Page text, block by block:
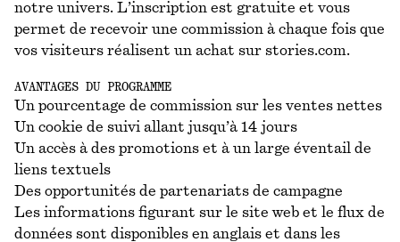
notre univers. L’inscription est gratuite et vous
permet de recevoir une commission à chaque fois que
vos visiteurs réalisent un achat sur stories.com.
AVANTAGES DU PROGRAMME
Un pourcentage de commission sur les ventes nettes
Un cookie de suivi allant jusqu’à 14 jours
Un accès à des promotions et à un large éventail de
liens textuels
Des opportunités de partenariats de campagne
Les informations figurant sur le site web et le flux de
données sont disponibles en anglais et dans les